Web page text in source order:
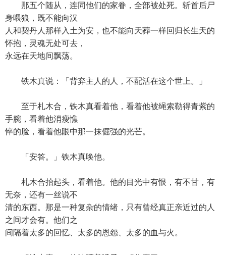
那五个随从，连同他们的家眷，全部被处死。斩首后尸
身喂狼，既不能向汉
人和契丹人那样入土为安，也不能向天葬一样回归长生天的
怀抱，灵魂无处可去，
永远在天地间飘荡。
铁木真说：「背弃主人的人，不配活在这个世上。」
至于札木合，铁木真看着他，看着他被绳索勒得青紫的
手腕，看着他消瘦憔
悴的脸，看着他眼中那一抹倔强的光芒。
「安答。」铁木真唤他。
札木合抬起头，看着他。他的目光中有恨，有不甘，有
无奈，还有一丝说不
清的东西。那是一种复杂的情绪，只有曾经真正亲近过的人
之间才会有。他们之
间隔着太多的回忆、太多的恩怨、太多的血与火。